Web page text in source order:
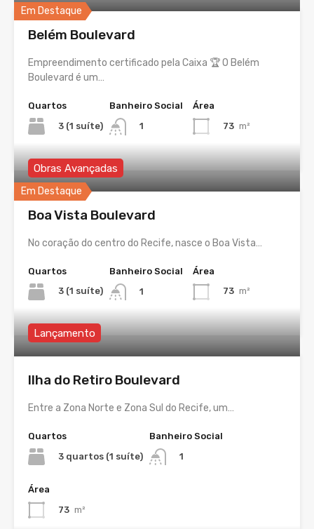
Em Destaque
Belém Boulevard
Empreendimento certificado pela Caixa 🏆 O Belém
Boulevard é um…
Quartos
3 (1 suíte)
Banheiro Social
1
Área
73 m²
Em Destaque
Obras Avançadas
Boa Vista Boulevard
No coração do centro do Recife, nasce o Boa Vista…
Quartos
3 (1 suíte)
Banheiro Social
1
Área
73 m²
Lançamento
Ilha do Retiro Boulevard
Entre a Zona Norte e Zona Sul do Recife, um…
Quartos
3 quartos (1 suíte)
Banheiro Social
1
Área
73 m²